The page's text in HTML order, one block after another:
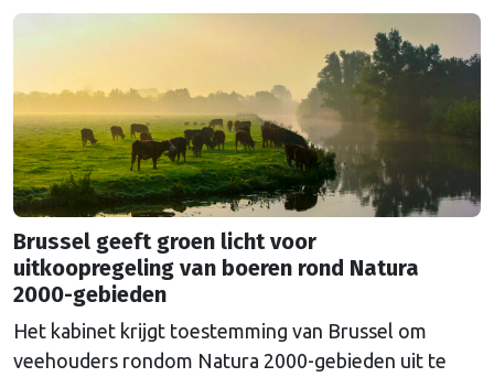
Euroclear parkeerde. De EU bevroor dat geld na de
Continued
Brussel geeft groen licht voor
uitkoopregeling van boeren rond Natura
2000-gebieden
Het kabinet krijgt toestemming van Brussel om
veehouders rondom Natura 2000-gebieden uit te